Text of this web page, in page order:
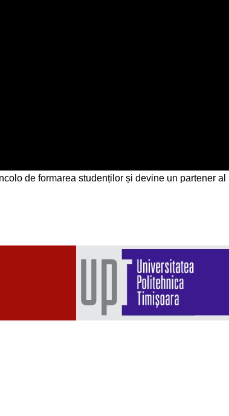
de formarea studenților și devine un partener